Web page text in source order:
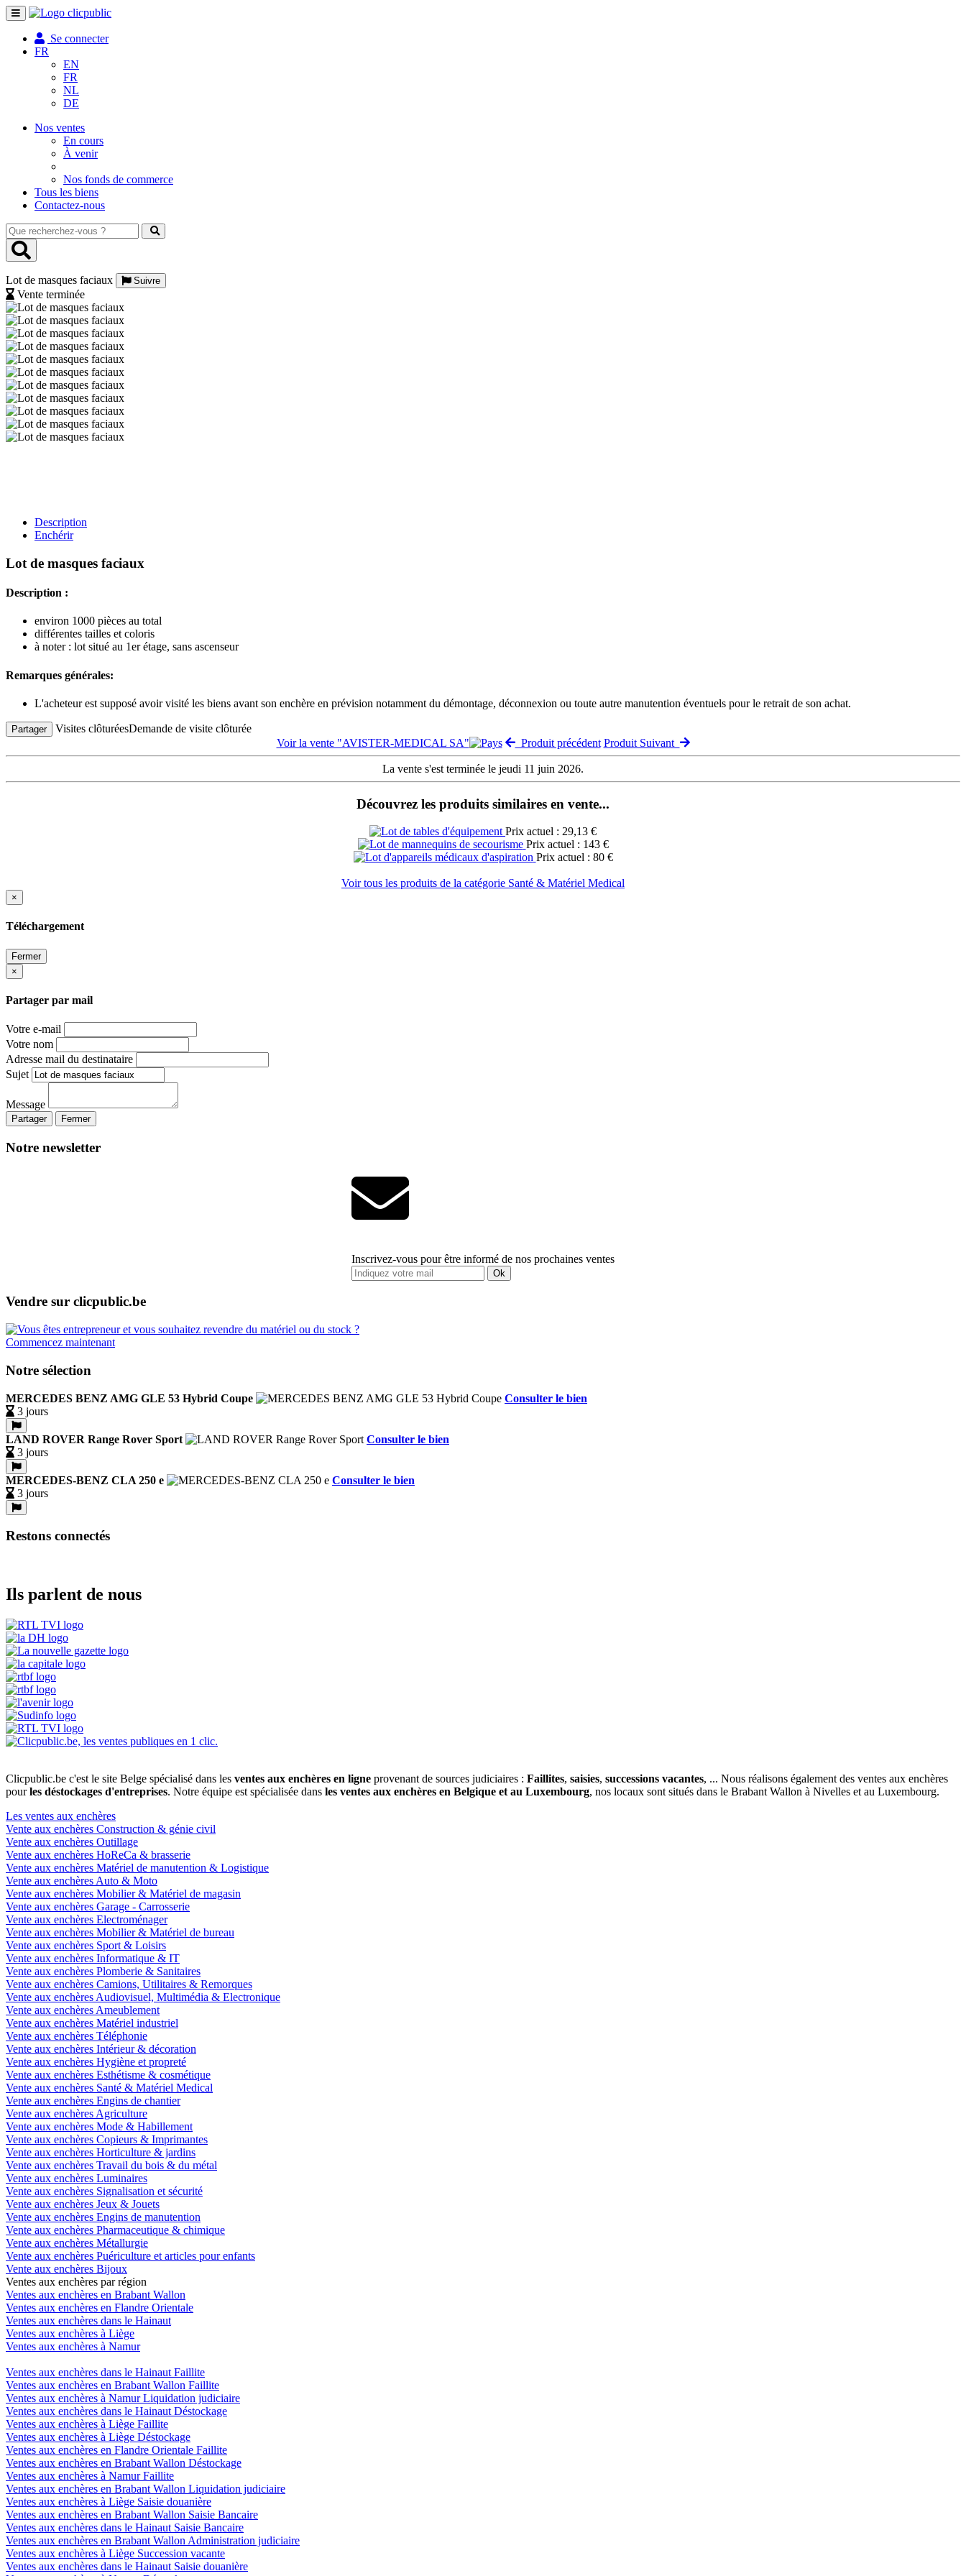
Toggle
navigation
Se connecter
FR
EN
FR
NL
DE
Nos ventes
En cours
À venir
Nos fonds de commerce
Tous les biens
Contactez-nous
Que
recherchez-
vous
Lot de masques faciaux
Suivre
Vente terminée
Description
Enchérir
Lot de masques faciaux
Description :
environ 1000 pièces au total
différentes tailles et coloris
à noter : lot situé au 1er étage, sans ascenseur
Remarques générales:
L'acheteur est supposé avoir visité les biens avant son enchère en prévision notamment du démontage, déconnexion ou toute autre manutention éventuels pour le retrait de son achat.
Partager Visites clôturéesDemande de visite clôturée
Voir la vente "AVISTER-MEDICAL SA"
Produit précédent Produit Suivant
La vente s'est terminée le jeudi 11 juin 2026.
Découvrez les produits similaires en vente...
Prix actuel : 29,13 €
Prix actuel : 143 €
Prix actuel : 80 €
Voir tous les produits de la catégorie Santé & Matériel Medical
×
Téléchargement
Fermer
×
Partager par mail
Votre e-mail
Votre nom
Adresse mail du destinataire
Sujet
Message
Partager Fermer
Notre newsletter
Inscrivez-vous pour être informé de nos prochaines ventes
Ok
Vendre sur clicpublic.be
Commencez maintenant
Notre sélection
MERCEDES BENZ AMG GLE 53 Hybrid Coupe
Consulter le bien
3 jours
LAND ROVER Range Rover Sport
Consulter le bien
3 jours
MERCEDES-BENZ CLA 250 e
Consulter le bien
3 jours
Restons connectés
Ils parlent de nous
Clicpublic.be c'est le site Belge spécialisé dans les ventes aux enchères en ligne provenant de sources judiciaires : Faillites, saisies, successions vacantes, ... Nous réalisons également des ventes aux enchères
pourles déstockages d'entreprises. Notre équipe est spécialisée dans les ventes aux enchères en Belgique et au Luxembourg, nos locaux sont situés dans le Brabant Wallon à Nivelles et au Luxembourg.
Les ventes aux enchères
Vente aux enchères Construction & génie civil
Vente aux enchères Outillage
Vente aux enchères HoReCa & brasserie
Vente aux enchères Matériel de manutention & Logistique
Vente aux enchères Auto & Moto
Vente aux enchères Mobilier & Matériel de magasin
Vente aux enchères Garage - Carrosserie
Vente aux enchères Electroménager
Vente aux enchères Mobilier & Matériel de bureau
Vente aux enchères Sport & Loisirs
Vente aux enchères Informatique & IT
Vente aux enchères Plomberie & Sanitaires
Vente aux enchères Camions, Utilitaires & Remorques
Vente aux enchères Audiovisuel, Multimédia & Electronique
Vente aux enchères Ameublement
Vente aux enchères Matériel industriel
Vente aux enchères Téléphonie
Vente aux enchères Intérieur & décoration
Vente aux enchères Hygiène et propreté
Vente aux enchères Esthétisme & cosmétique
Vente aux enchères Santé & Matériel Medical
Vente aux enchères Engins de chantier
Vente aux enchères Agriculture
Vente aux enchères Mode & Habillement
Vente aux enchères Copieurs & Imprimantes
Vente aux enchères Horticulture & jardins
Vente aux enchères Travail du bois & du métal
Vente aux enchères Luminaires
Vente aux enchères Signalisation et sécurité
Vente aux enchères Jeux & Jouets
Vente aux enchères Engins de manutention
Vente aux enchères Pharmaceutique & chimique
Vente aux enchères Métallurgie
Vente aux enchères Puériculture et articles pour enfants
Vente aux enchères Bijoux
Ventes aux enchères par région
Ventes aux enchères en Brabant Wallon
Ventes aux enchères en Flandre Orientale
Ventes aux enchères dans le Hainaut
Ventes aux enchères à Liège
Ventes aux enchères à Namur
Ventes aux enchères dans le Hainaut Faillite
Ventes aux enchères en Brabant Wallon Faillite
Ventes aux enchères à Namur Liquidation judiciaire
Ventes aux enchères dans le Hainaut Déstockage
Ventes aux enchères à Liège Faillite
Ventes aux enchères à Liège Déstockage
Ventes aux enchères en Flandre Orientale Faillite
Ventes aux enchères en Brabant Wallon Déstockage
Ventes aux enchères à Namur Faillite
Ventes aux enchères en Brabant Wallon Liquidation judiciaire
Ventes aux enchères à Liège Saisie douanière
Ventes aux enchères en Brabant Wallon Saisie Bancaire
Ventes aux enchères dans le Hainaut Saisie Bancaire
Ventes aux enchères en Brabant Wallon Administration judiciaire
Ventes aux enchères à Liège Succession vacante
Ventes aux enchères dans le Hainaut Saisie douanière